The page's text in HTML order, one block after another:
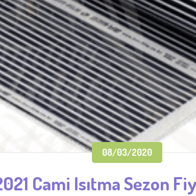
08/03/2020
Cami Isıtma Sezon